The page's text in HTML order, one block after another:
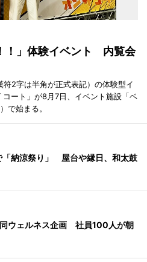
！」体験イベント 内覧会
2字は半角が正式表記）の体験型イ
ート」が8月7日、イベント施設「ベ
で始まる。
「納涼祭り」 屋台や縁日、和太鼓
ウェルネス企画 社員100人が朝